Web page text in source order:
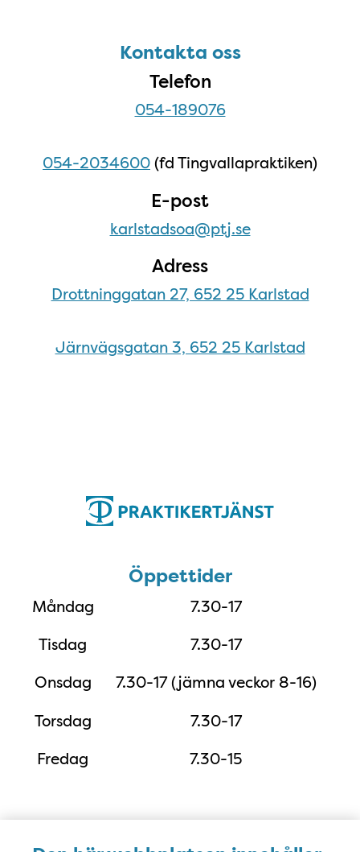
Kontakta ossKontakta oss
Telefon
054-189076
054-2034600(fd Tingvallapraktiken)
E-post
karlstadsoa@ptj.se
Adress
Drottninggatan 27, 652 25 Karlstad
Järnvägsgatan 3, 652 25 Karlstad
Öppettider
Måndag
Tisdag
Onsdag
Torsdag
Fredag
7.30-17
7.30-17
7.30-17 (jämna veckor 8-16)
7.30-17
7.30-15
Karta